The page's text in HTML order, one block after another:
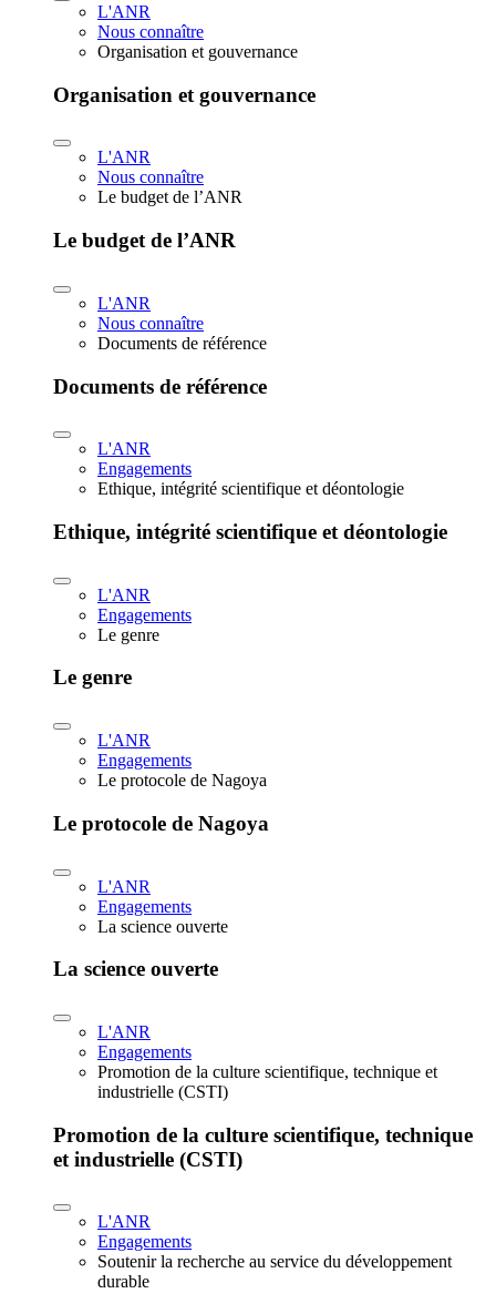
L'ANR
Nous connaître
Organisation et gouvernance
Organisation et gouvernance
L'ANR
Nous connaître
Le budget de l’ANR
Le budget de l’ANR
L'ANR
Nous connaître
Documents de référence
Documents de référence
L'ANR
Engagements
Ethique, intégrité scientifique et déontologie
Ethique, intégrité scientifique et déontologie
L'ANR
Engagements
Le genre
Le genre
L'ANR
Engagements
Le protocole de Nagoya
Le protocole de Nagoya
L'ANR
Engagements
La science ouverte
La science ouverte
L'ANR
Engagements
Promotion de la culture scientifique, technique et
industrielle (CSTI)
Promotion de la culture scientifique, technique
et industrielle (CSTI)
L'ANR
Engagements
Soutenir la recherche au service du développement
durable